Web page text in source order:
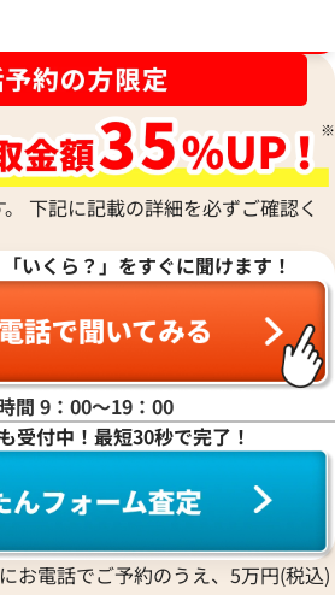
下記に記載の詳細を必ずご確認く
「いくら？」をすぐに聞けます！
間 9：00〜19：00
受付中！最短30秒で完了！
お電話でご予約のうえ、5万円(税込)